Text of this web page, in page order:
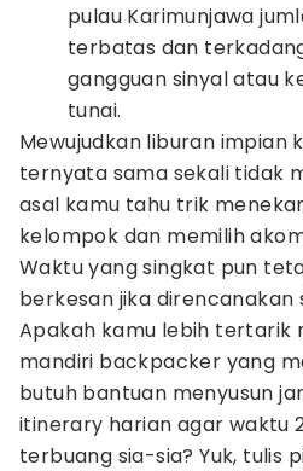
pulau Karimunjawa
terbatas dan
gangguan sinyal atau
tunai.
Mewujudkan liburan impian
ternyata sama sekali tidak
asal kamu tahu trik
kelompok dan memilih
Waktu yang singkat pun
berkesan jika direncanakan
Apakah kamu lebih tertarik
mandiri backpacker yang
butuh bantuan menyusun
itinerary harian agar waktu
terbuang sia-sia? Yuk, tulis